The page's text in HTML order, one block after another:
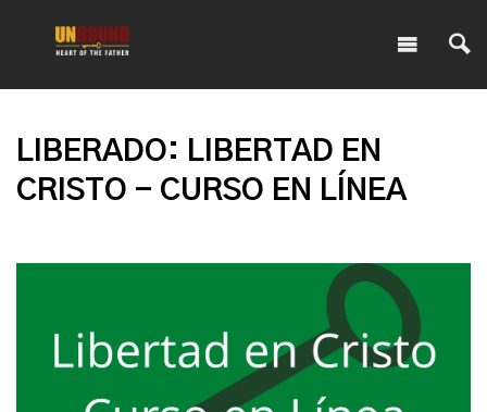
LIBERADO: LIBERTAD EN
CRISTO - CURSO EN LÍNEA